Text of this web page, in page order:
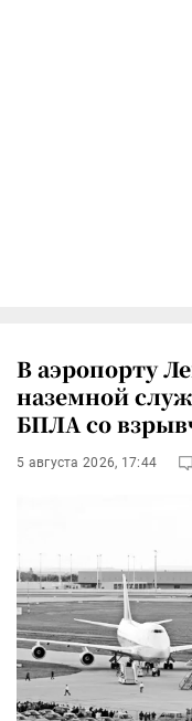
В аэропорту
наземной
БПЛА со
5 августа 2026, 17:44